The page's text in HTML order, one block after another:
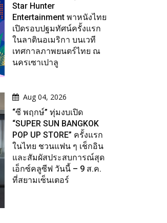
Star Hunter
Entertainment พาหนังไทย
เปิดรอบปฐมทัศน์ครั้งแรก
ในลาตินอเมริกา บนเวที
เทศกาลภาพยนตร์ไทย ณ
นครเซาเปาลู
Aug 04, 2026
“ซี พฤกษ์” ทุ่มงบเปิด
“SUPER SUN BANGKOK
POP UP STORE” ครั้งแรก
ในไทย ชวนแฟน ๆ เช็กอิน
และสัมผัสประสบการณ์สุด
เอ็กซ์คลูซีฟ วันนี้ – 9 ส.ค.
ที่สยามเซ็นเตอร์